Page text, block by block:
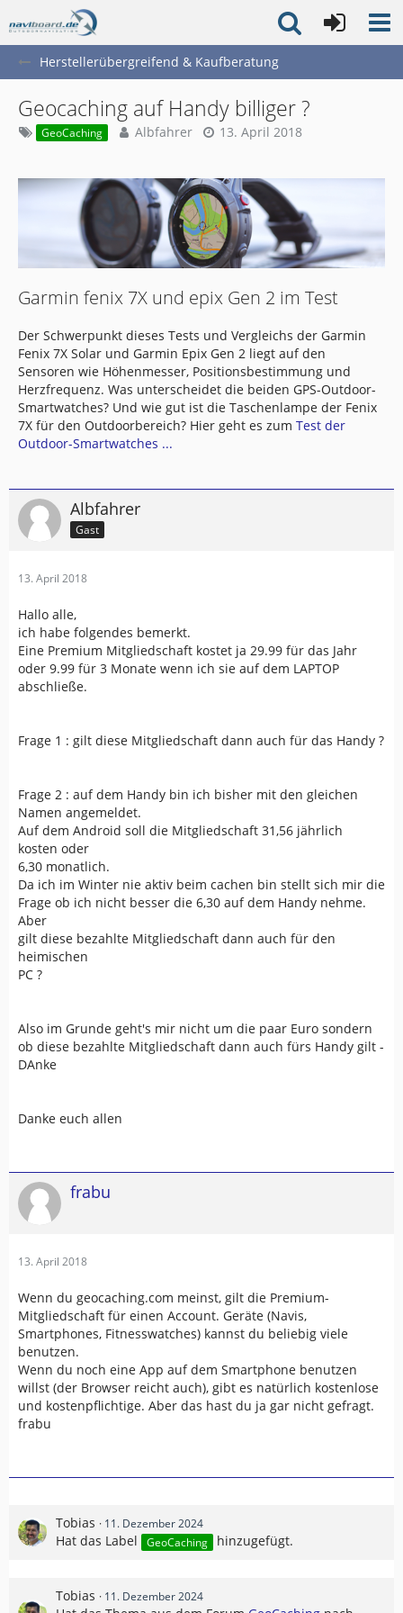
Herstellerübergreifend & Kaufberatung
Geocaching auf Handy billiger ?
GeoCaching Albfahrer 13. April 2018
Garmin fenix 7X und epix Gen 2 im Test
Der Schwerpunkt dieses Tests und Vergleichs der Garmin
Fenix 7X Solar und Garmin Epix Gen 2 liegt auf den
Sensoren wie Höhenmesser, Positionsbestimmung und
Herzfrequenz. Was unterscheidet die beiden GPS-Outdoor-
Smartwatches? Und wie gut ist die Taschenlampe der Fenix
7X für den Outdoorbereich? Hier geht es zum Test der
Outdoor-Smartwatches ...
Albfahrer
Gast
13. April 2018
Hallo alle,
ich habe folgendes bemerkt.
Eine Premium Mitgliedschaft kostet ja 29.99 für das Jahr
oder 9.99 für 3 Monate wenn ich sie auf dem LAPTOP
abschließe.
Frage 1 : gilt diese Mitgliedschaft dann auch für das Handy ?
Frage 2 : auf dem Handy bin ich bisher mit den gleichen
Namen angemeldet.
Auf dem Android soll die Mitgliedschaft 31,56 jährlich
kosten oder
6,30 monatlich.
Da ich im Winter nie aktiv beim cachen bin stellt sich mir die
Frage ob ich nicht besser die 6,30 auf dem Handy nehme.
Aber
gilt diese bezahlte Mitgliedschaft dann auch für den
heimischen
PC ?
Also im Grunde geht's mir nicht um die paar Euro sondern
ob diese bezahlte Mitgliedschaft dann auch fürs Handy gilt -
DAnke
Danke euch allen
frabu
13. April 2018
Wenn du geocaching.com meinst, gilt die Premium-
Mitgliedschaft für einen Account. Geräte (Navis,
Smartphones, Fitnesswatches) kannst du beliebig viele
benutzen.
Wenn du noch eine App auf dem Smartphone benutzen
willst (der Browser reicht auch), gibt es natürlich kostenlose
und kostenpflichtige. Aber das hast du ja gar nicht gefragt.
frabu
Tobias 11. Dezember 2024
Hat das Label GeoCaching hinzugefügt.
Tobias 11. Dezember 2024